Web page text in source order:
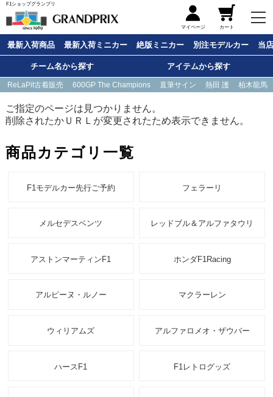
F1ショップグランプリ
マイページ カート
最新入荷商品 最新入荷ミニカー 絶版ミニカー 別注モデルカー 当
チーム名から探す アイテムから探す
ReLaPit古着販売 600GP The Champions 直筆サイン 熱田 護 柏木龍馬
ご指定のページは見つかりません。
削除されたかＵＲＬが変更されたため表示できません。
商品カテゴリ一覧
F1モデルカー先行ご予約 フェラーリ
メルセデスベンツ レッドブル＆アルファタウリ
アストンマーティンF1 ホンダF1Racing
アルピーヌ・ルノー マクラーレン
ウィリアムズ アルファロメオ・ザウバー
ハースF1 F1レトログッズ